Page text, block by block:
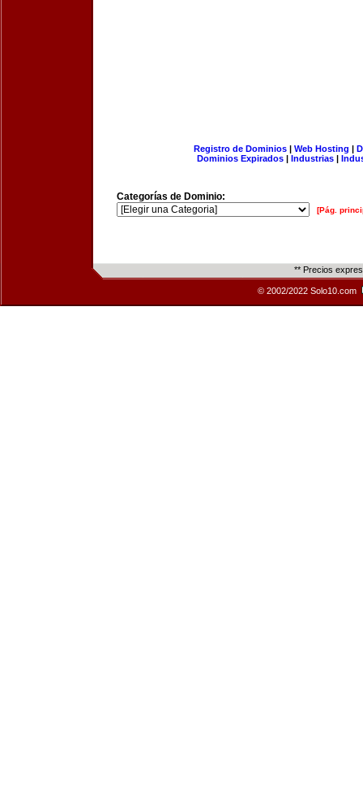
Registro de Dominios| Web Hosting |
Dominios Expirados | Industrias |
Categorías de Dominio:
[Pág.
** Precios
© 2002/2022 Solo10.com